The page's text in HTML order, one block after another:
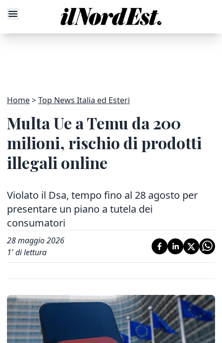
Home Top News Italia ed Esteri
Multa Ue a Temu da 200
milioni, rischio di prodotti
illegali online
Violato il Dsa, tempo fino al 28 agosto per
presentare un piano a tutela dei
consumatori
28 maggio 2026
1' di lettura